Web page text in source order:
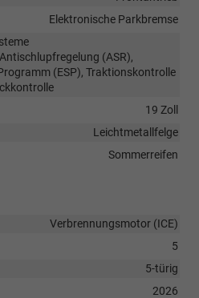
Elektronische Parkbremse
(ASR),
(ESP), Traktionskontrolle
19 Zoll
Leichtmetallfelge
Sommerreifen
Verbrennungsmotor (ICE)
5
5-türig
2026